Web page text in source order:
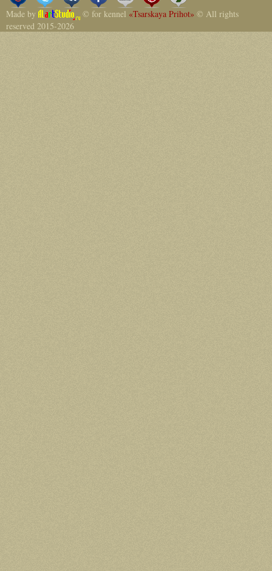
Made by © for kennel «Tsarskaya Prihot» © All rights
reserved 2015-2026